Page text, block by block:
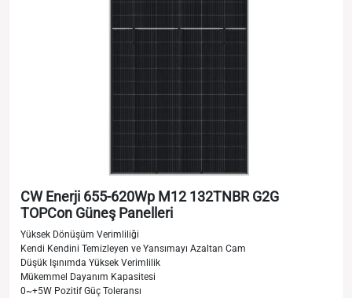
CW Enerji 655-620Wp M12 132TNBR G2G
TOPCon Güneş Panelleri
Yüksek Dönüşüm Verimliliği
Kendi Kendini Temizleyen ve Yansımayı Azaltan Cam
Düşük Işınımda Yüksek Verimlilik
Mükemmel Dayanım Kapasitesi
0~+5W Pozitif Güç Toleransı